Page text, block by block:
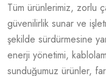
Tüm ürünlerimiz, zorlu
güvenilirlik sunar ve
şekilde sürdürmesine
enerji yönetimi,
sunduğumuz ürünler,